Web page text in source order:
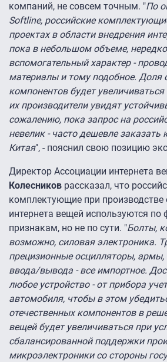
компаний, не совсем точным. "По
Softline, российские
проектах в области внедрения
пока в небольшом объеме,
вспомогательный характер -
материалы и тому подобное. Доля
компонентов будет увеличиваться
их производители увидят
сожалению, пока запрос на
невелик - часто дешевле
Китая", - пояснил свою позицию
Директор Ассоциации интернета
Колесников рассказал, что
комплектующие при производстве
интернета вещей используются
признакам, но не по сути. "Болты,
возможно, силовая электроника.
прецизионные осцилляторы,
ввода/вывода - все импортное.
любое устройство - от прибора
автомобиля, чтобы в этом
отечественных компонентов в
вещей будет увеличиваться при
сбалансированной поддержки
микроэлектроники со стороны